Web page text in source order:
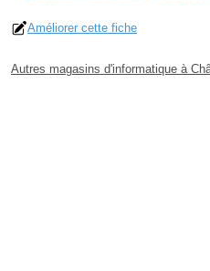
Améliorer cette fiche
Autres magasins d'informatique à